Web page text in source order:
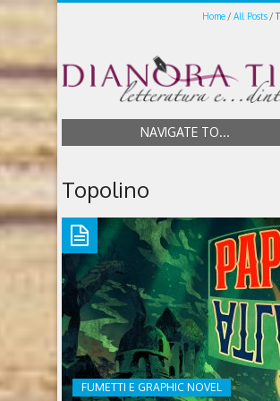
Home All Posts
NAVIGATE TO...
Topolino
FUMETTI E GRAPHIC NOVEL